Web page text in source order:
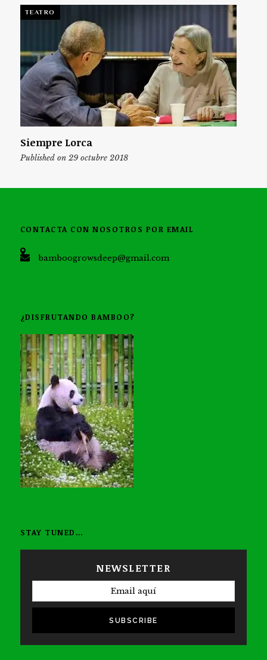
TEATRO
Siempre Lorca
Published on 29 octubre 2018
CONTACTA CON NOSOTROS POR EMAIL
bamboogrowsdeep@gmail.com
¿DISFRUTANDO BAMBOO?
STAY TUNED…
NEWSLETTER
SUBSCRIBE